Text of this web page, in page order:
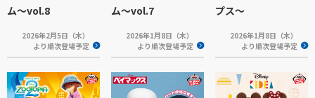
ム～vol.8
2026年2月5日（木）
より順次登場予定
ム～vol.7
2026年1月8日（木）
より順次登場予定
プス～
2026年1月8日（木）
より順次登場予定